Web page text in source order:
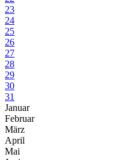
23
24
25
26
27
28
29
30
31
Januar
Februar
März
April
Mai